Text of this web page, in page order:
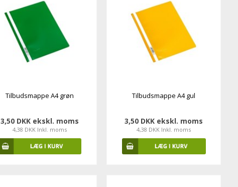
Tilbudsmappe A4 grøn
3,50 DKK ekskl. moms
4,38 DKK Inkl. moms
Tilbudsmappe A4 gul
3,50 DKK ekskl. moms
4,38 DKK Inkl. moms